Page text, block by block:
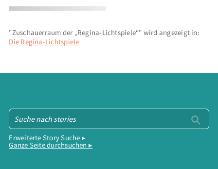
"Zuschauerraum der „Regina-Lichtspiele“" wird angezeigt in:
Die Regina-Lichtspiele
Erweiterte Story Suche ▸
Ganze Seite durchsuchen ▸